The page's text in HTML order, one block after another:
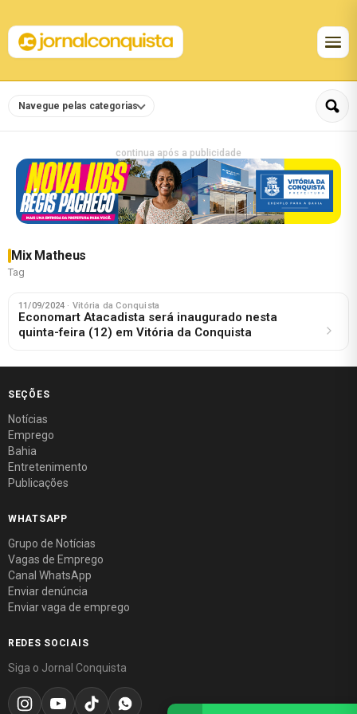
Navegue pelas categorias
continua após a publicidade
Mix Matheus
Tag
11/09/2024 · Vitória da Conquista
Economart Atacadista será inaugurado nesta
quinta-feira (12) em Vitória da Conquista
SEÇÕES
Notícias
Emprego
Bahia
Entretenimento
Publicações
WHATSAPP
Grupo de Notícias
Vagas de Emprego
Canal WhatsApp
Enviar denúncia
Enviar vaga de emprego
REDES SOCIAIS
Siga o Jornal Conquista